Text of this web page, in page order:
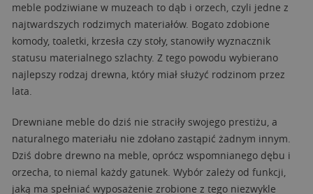
meble podziwiane w muzeach to dąb i orzech, czyli jedne z
najtwardszych rodzimych materiałów. Bogato zdobione
komody, toaletki, krzesła czy stoły, stanowiły wyznacznik
statusu materialnego szlachty. Z tego powodu wybierano
najlepszy rodzaj drewna, który miał służyć rodzinom przez
lata.
Drewniane meble do dziś nie straciły swojego prestiżu, a
naturalnego materiału nie zdołano zastąpić żadnym innym.
Dziś dobre drewno na meble, oprócz wspomnianego dębu i
orzecha, to niemal każdy gatunek. Wybór zależy od funkcji,
jaką ma spełniać wyposażenie zrobione z tego niezwykle